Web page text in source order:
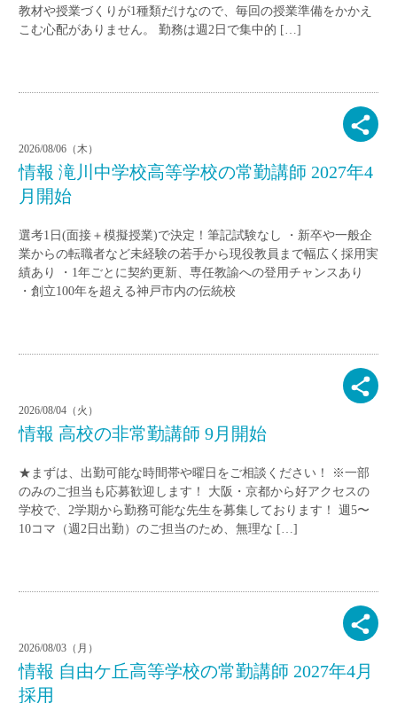
教材や授業づくりが1種類だけなので、毎回の授業準備をかかえ
こむ心配がありません。 勤務は週2日で集中的 […]
2026/08/06（木）
情報 滝川中学校高等学校の常勤講師 2027年4
月開始
選考1日(面接＋模擬授業)で決定！筆記試験なし ・新卒や一般企
業からの転職者など未経験の若手から現役教員まで幅広く採用実
績あり ・1年ごとに契約更新、専任教諭への登用チャンスあり
・創立100年を超える神戸市内の伝統校
2026/08/04（火）
情報 高校の非常勤講師 9月開始
★まずは、出勤可能な時間帯や曜日をご相談ください！ ※一部
のみのご担当も応募歓迎します！ 大阪・京都から好アクセスの
学校で、2学期から勤務可能な先生を募集しております！ 週5〜
10コマ（週2日出勤）のご担当のため、無理な […]
2026/08/03（月）
情報 自由ケ丘高等学校の常勤講師 2027年4月
採用